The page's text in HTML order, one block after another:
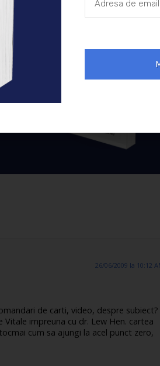
26/06/2009 la 10:12
de carti, video, despre subiect?
impreuna cu dr. Lew Hen. cartea
cum sa ajungi la acel punct zero,